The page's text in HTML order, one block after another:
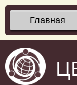
Главная